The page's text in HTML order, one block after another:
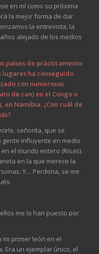
en mí como su próxima
la mejor forma de dar
la entrevista, la
alejado de los medios
países de prácticamente
lugares ha conseguido
con numerosos
de can) en el Congo o
Namibia. ¿Con cuál de
señorita, que se
gente influyente en medio
el mundo entero (Risas).
en la que merece la
Y… Perdona, se me
ellos me lo han puesto por
mi primer león en el
Era un ejemplar único, el